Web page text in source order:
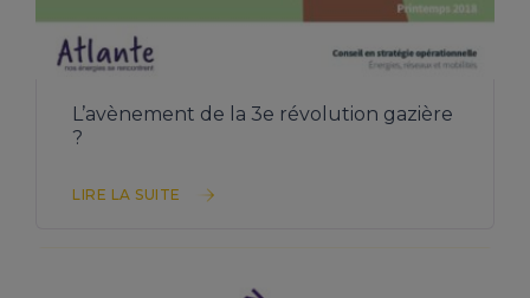
L’avènement de la 3e révolution gazière
?
LIRE LA SUITE
TÉLÉCHARGER L’ÉTUDE